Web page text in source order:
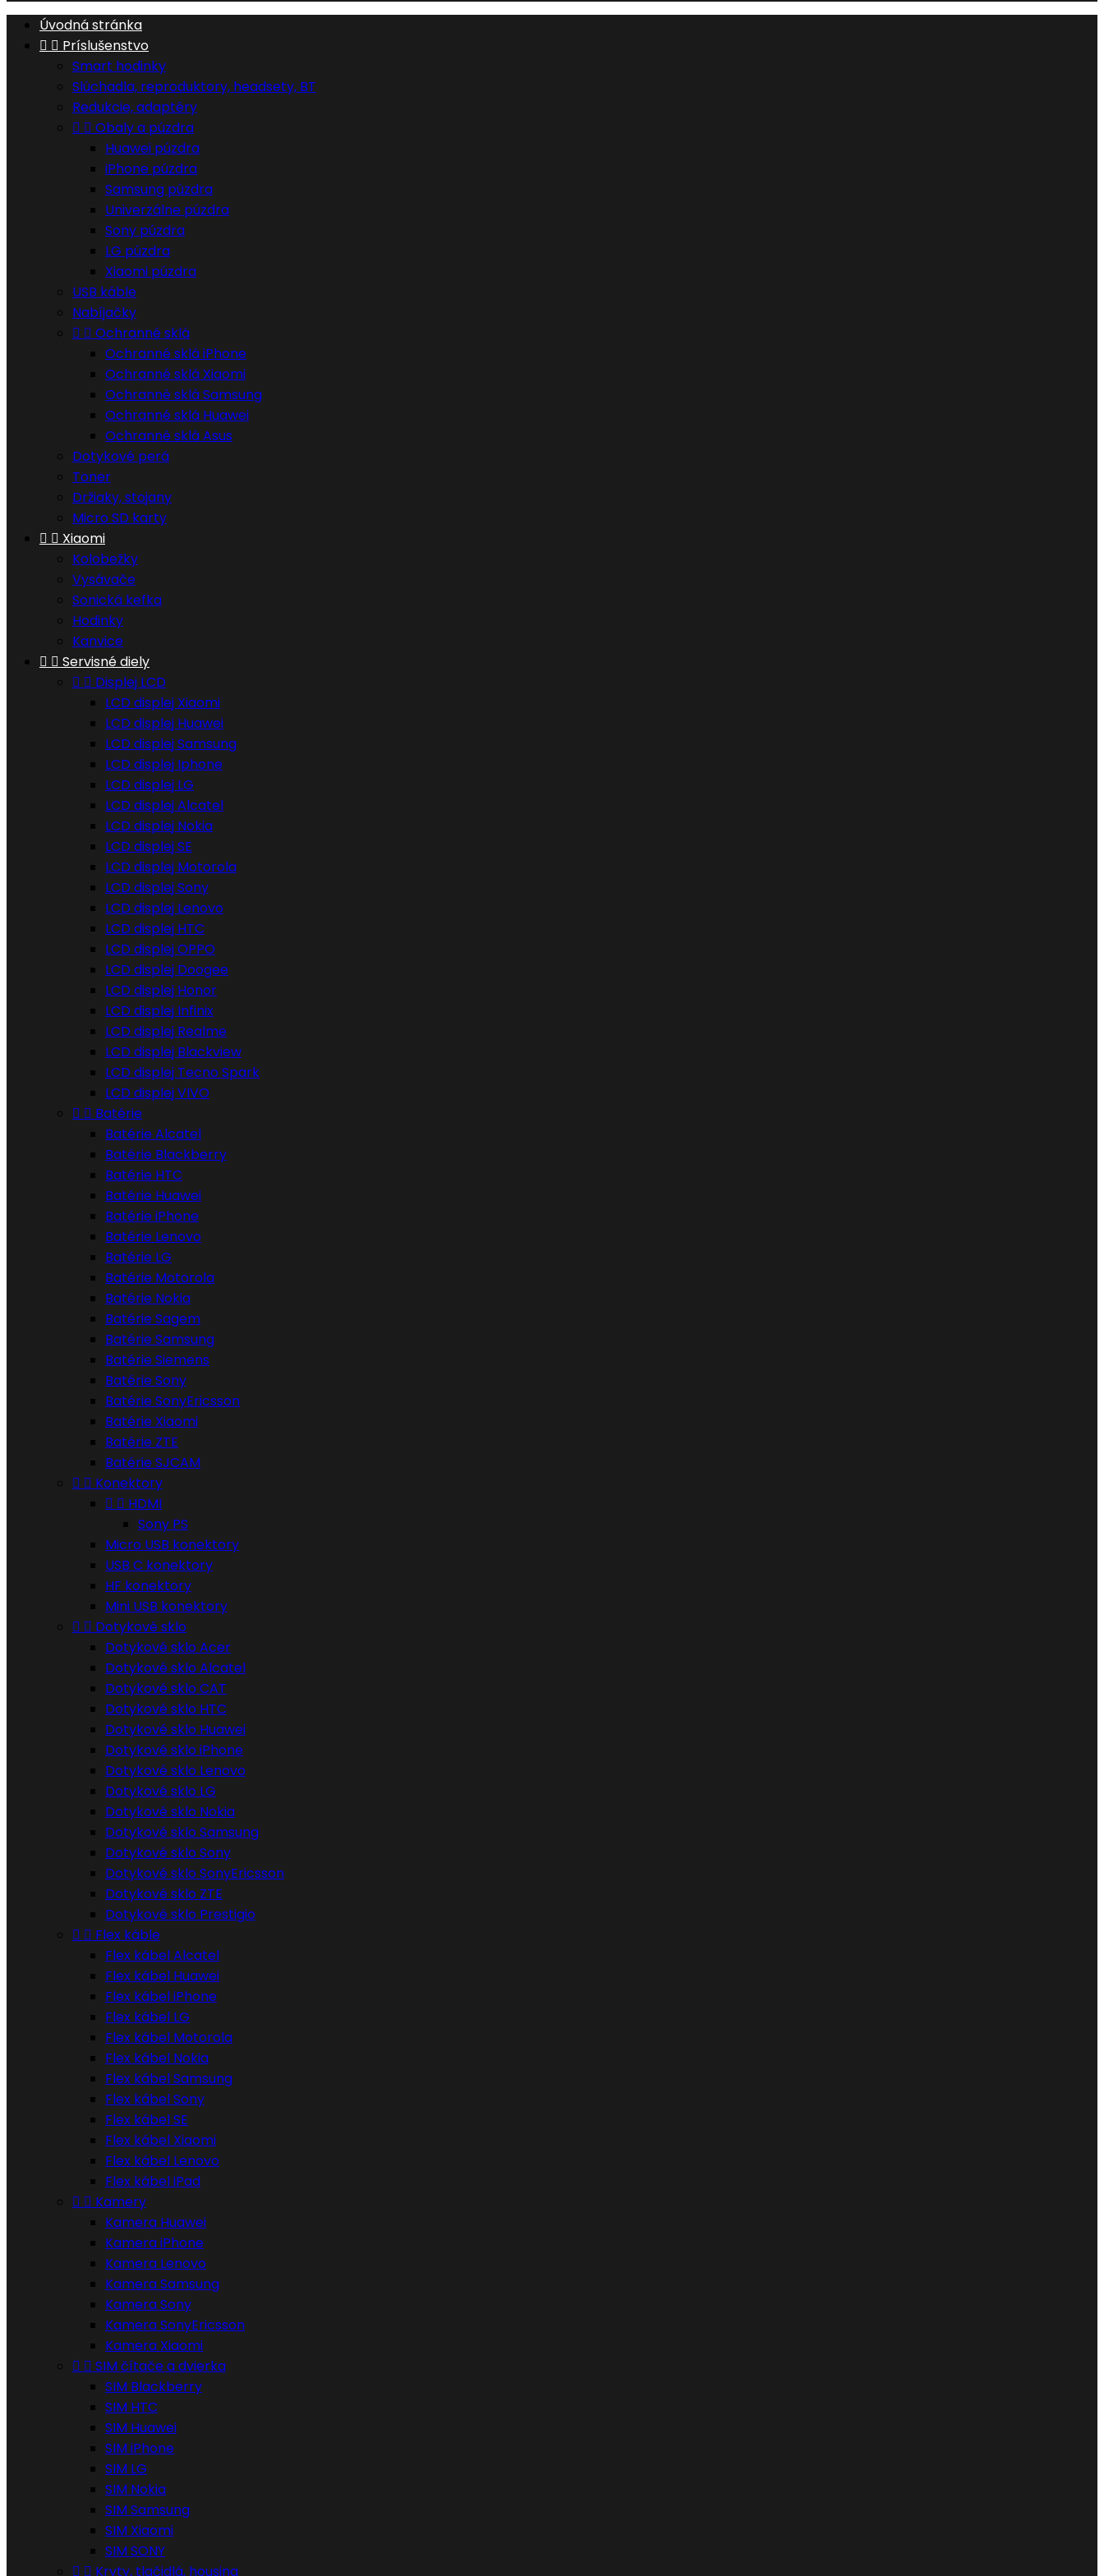
Úvodná stránka
  Príslušenstvo
Smart hodinky
Slúchadla, reproduktory, headsety, BT
Redukcie, adaptéry
  Obaly a púzdra
Huawei púzdra
iPhone púzdra
Samsung púzdra
Univerzálne púzdra
Sony púzdra
LG púzdra
Xiaomi púzdra
USB káble
Nabíjačky
  Ochranné sklá
Ochranné sklá iPhone
Ochranné sklá Xiaomi
Ochranné sklá Samsung
Ochranné sklá Huawei
Ochranné sklá Asus
Dotykové perá
Toner
Držiaky, stojany
Micro SD karty
  Xiaomi
Kolobežky
Vysávače
Sonická kefka
Hodinky
Kanvice
  Servisné diely
  Displej LCD
LCD displej Xiaomi
LCD displej Huawei
LCD displej Samsung
LCD displej Iphone
LCD displej LG
LCD displej Alcatel
LCD displej Nokia
LCD displej SE
LCD displej Motorola
LCD displej Sony
LCD displej Lenovo
LCD displej HTC
LCD displej OPPO
LCD displej Doogee
LCD displej Honor
LCD displej Infinix
LCD displej Realme
LCD displej Blackview
LCD displej Tecno Spark
LCD displej VIVO
  Batérie
Batérie Alcatel
Batérie Blackberry
Batérie HTC
Batérie Huawei
Batérie iPhone
Batérie Lenovo
Batérie LG
Batérie Motorola
Batérie Nokia
Batérie Sagem
Batérie Samsung
Batérie Siemens
Batérie Sony
Batérie SonyEricsson
Batérie Xiaomi
Batérie ZTE
Batérie SJCAM
  Konektory
  HDMI
Sony PS
Micro USB konektory
USB C konektory
HF konektory
Mini USB konektory
  Dotykové sklo
Dotykové sklo Acer
Dotykové sklo Alcatel
Dotykové sklo CAT
Dotykové sklo HTC
Dotykové sklo Huawei
Dotykové sklo iPhone
Dotykové sklo Lenovo
Dotykové sklo LG
Dotykové sklo Nokia
Dotykové sklo Samsung
Dotykové sklo Sony
Dotykové sklo SonyEricsson
Dotykové sklo ZTE
Dotykové sklo Prestigio
  Flex káble
Flex kábel Alcatel
Flex kábel Huawei
Flex kábel iPhone
Flex kábel LG
Flex kábel Motorola
Flex kábel Nokia
Flex kábel Samsung
Flex kábel Sony
Flex kábel SE
Flex kábel Xiaomi
Flex kábel Lenovo
Flex kábel iPad
  Kamery
Kamera Huawei
Kamera iPhone
Kamera Lenovo
Kamera Samsung
Kamera Sony
Kamera SonyEricsson
Kamera Xiaomi
  SIM čítače a dvierka
SIM Blackberry
SIM HTC
SIM Huawei
SIM iPhone
SIM LG
SIM Nokia
SIM Samsung
SIM Xiaomi
SIM SONY
  Kryty, tlačidlá, housing